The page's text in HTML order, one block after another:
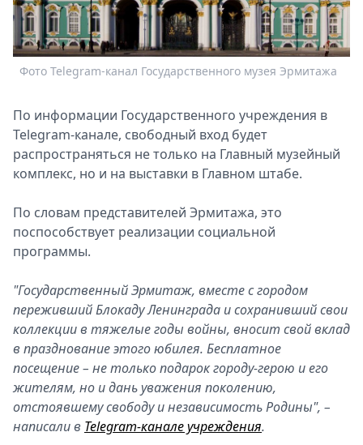
Выборы
2026
Скачай
Metro
Фото Telegram-канал Государственного музея Эрмитажа
По информации Государственного учреждения в
Telegram-канале, свободный вход будет
распространяться не только на Главный музейный
комплекс, но и на выставки в Главном штабе.
По словам представителей Эрмитажа, это
поспособствует реализации социальной
программы.
"Государственный Эрмитаж, вместе с городом
переживший Блокаду Ленинграда и сохранивший свои
коллекции в тяжелые годы войны, вносит свой вклад
в празднование этого юбилея. Бесплатное
посещение – не только подарок городу-герою и его
жителям, но и дань уважения поколению,
отстоявшему свободу и независимость Родины", –
написали в Telegram-канале учреждения.